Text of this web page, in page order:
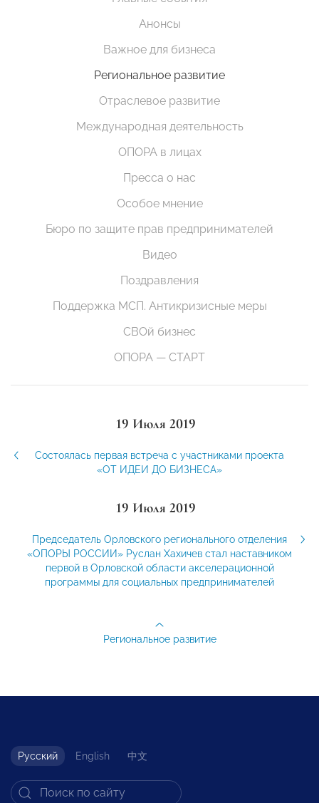
Анонсы
Важное для бизнеса
Региональное развитие
Отраслевое развитие
Международная деятельность
ОПОРА в лицах
Пресса о нас
Особое мнение
Бюро по защите прав предпринимателей
Видео
Поздравления
Поддержка МСП. Антикризисные меры
СВОй бизнес
ОПОРА — СТАРТ
19 Июля 2019
Состоялась первая встреча с участниками проекта
«ОТ ИДЕИ ДО БИЗНЕСА»
19 Июля 2019
Председатель Орловского регионального отделения
«ОПОРЫ РОССИИ» Руслан Хахичев стал наставником
первой в Орловской области акселерационной
программы для социальных предпринимателей
Региональное развитие
Русский English 中文